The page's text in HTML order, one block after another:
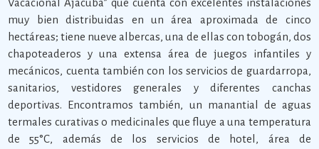
Vacacional Ajacuba” que cuenta con excelentes instalaciones
muy bien distribuidas en un área aproximada de cinco
hectáreas; tiene nueve albercas, una de ellas con tobogán, dos
chapoteaderos y una extensa área de juegos infantiles y
mecánicos, cuenta también con los servicios de guardarropa,
sanitarios, vestidores generales y diferentes canchas
deportivas. Encontramos también, un manantial de aguas
termales curativas o medicinales que fluye a una temperatura
de 55°C, además de los servicios de hotel, área de